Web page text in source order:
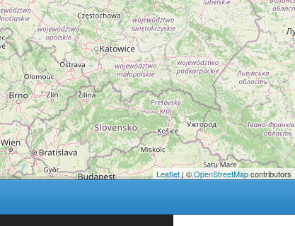
Leaflet| ©OpenStreetMapcontributors